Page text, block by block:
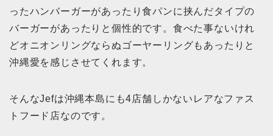
ったハンバーガーがあったり食パンに挟んだタイプの
バーガーがあったりと個性的です。食べた事ないけれ
どオニオンリングならぬゴーヤーリングもあったりと
沖縄愛を感じさせてくれます。
そんなJefは沖縄本島にも4店舗しかないレアなファス
トフード店なのです。